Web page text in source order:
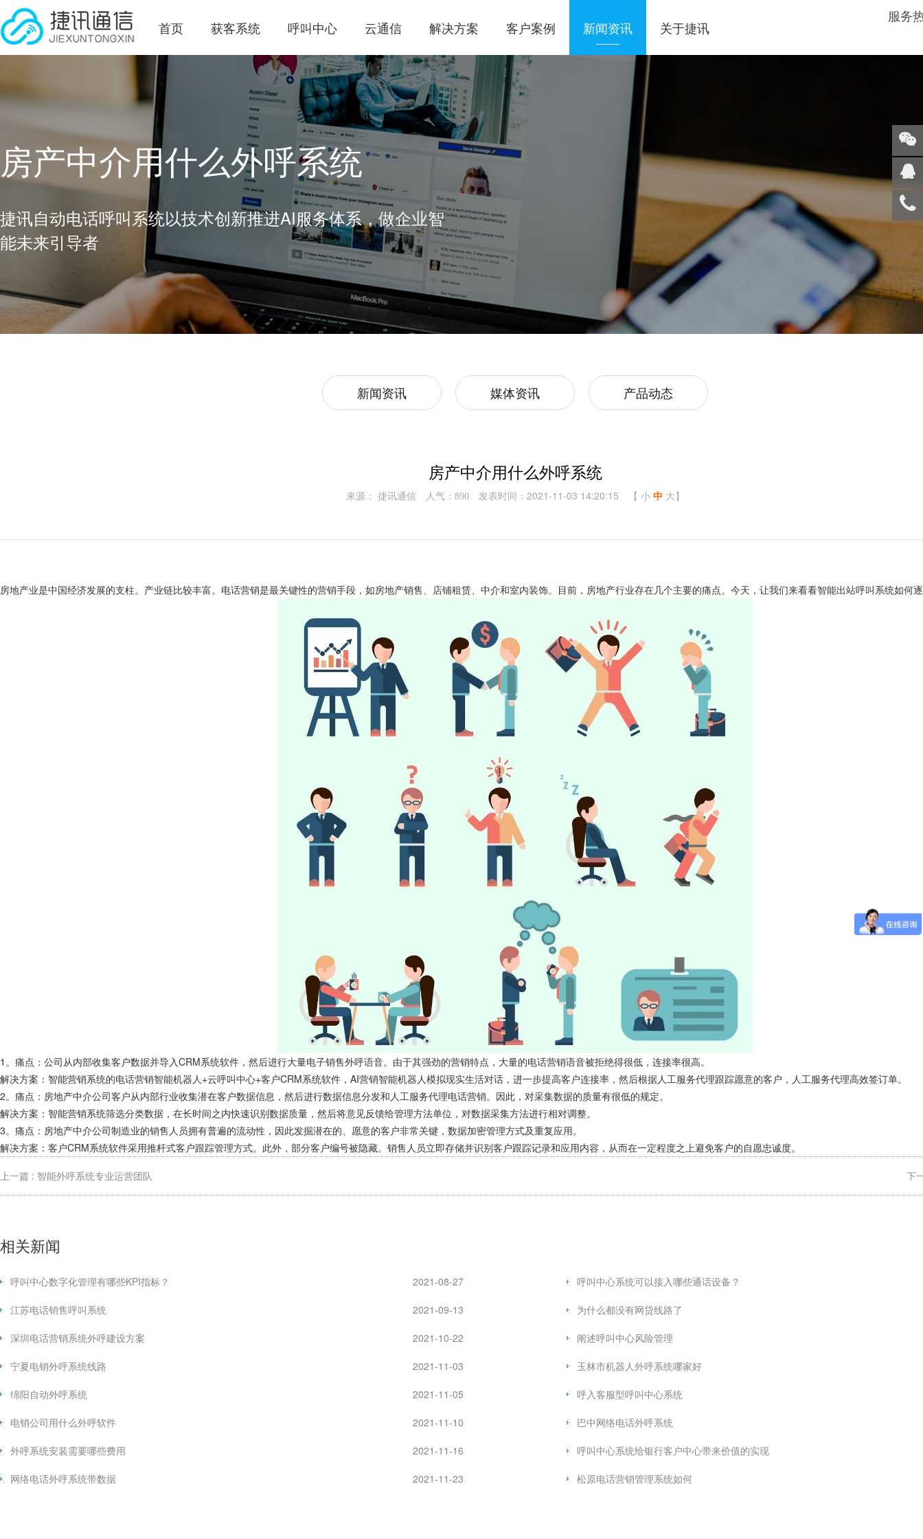
服务
首页 获客系统 呼叫中心 云通信 解决方案 客户案例 新闻资讯 关于捷讯
房产中介用什么外呼系统
捷讯自动电话呼叫系统以技术创新推进AI服务体系，做企业智
能未来引导者
新闻资讯 媒体资讯 产品动态
房产中介用什么外呼系统
来源： 捷讯通信 人气： 890 发表时间：2021-11-03 14:20:15 【 小 中 大】
房地产业是中国经济发展的支柱。产业链比较丰富。电话营销是最关键性的营销手段，如房地产销售、店铺租赁、中介和室内装饰。目前，房地产行业存在几个主要的痛点。今天，让我们来看看智能出站呼叫系统如何
1。痛点：公司从内部收集客户数据并导入CRM系统软件，然后进行大量电子销售外呼语音。由于其强劲的营销特点，大量的电话营销语音被拒绝得很低，连接率很高。
解决方案：智能营销系统的电话营销智能机器人+云呼叫中心+客户CRM系统软件，AI营销智能机器人模拟现实生活对话，进一步提高客户连接率，然后根据人工服务代理跟踪愿意的客户，人工服务代理高效签订单。
2。痛点：房地产中介公司客户从内部行业收集潜在客户数据信息，然后进行数据信息分发和人工服务代理电话营销。因此，对采集数据的质量有很低的规定。
解决方案：智能营销系统筛选分类数据，在长时间之内快速识别数据质量，然后将意见反馈给管理方法单位，对数据采集方法进行相对调整。
3。痛点：房地产中介公司制造业的销售人员拥有普遍的流动性，因此发掘潜在的、愿意的客户非常关键，数据加密管理方式及重复应用。
解决方案：客户CRM系统软件采用推杆式客户跟踪管理方式。此外，部分客户编号被隐藏。销售人员立即存储并识别客户跟踪记录和应用内容，从而在一定程度之上避免客户的自愿忠诚度。
上一篇 : 智能外呼系统专业运营团队 下
相关新闻
2021-08-27
呼叫中心数字化管理有哪些KPI指标？ 呼叫中心系统可以接入哪些通话设备？
2021-09-13
江苏电话销售呼叫系统 为什么都没有网贷线路了
2021-10-22
深圳电话营销系统外呼建设方案 阐述呼叫中心风险管理
2021-11-03
宁夏电销外呼系统线路 玉林市机器人外呼系统哪家好
2021-11-05
绵阳自动外呼系统 呼入客服型呼叫中心系统
2021-11-10
电销公司用什么外呼软件 巴中网络电话外呼系统
2021-11-16
外呼系统安装需要哪些费用 呼叫中心系统给银行客户中心带来价值的实现
2021-11-23
网络电话外呼系统带数据 松原电话营销管理系统如何
关注
微信
在线
客服
顶部